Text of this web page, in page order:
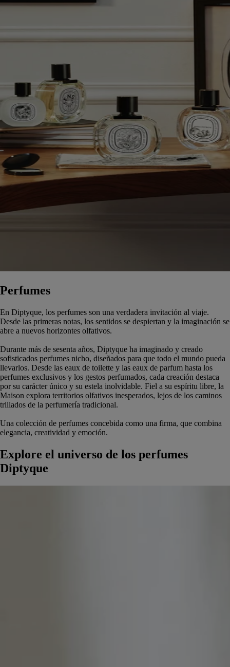
Perfumes
En Diptyque, los perfumes son una verdadera invitación al viaje.
Desde las primeras notas, los sentidos se despiertan y la imaginación se
abre a nuevos horizontes olfativos.
Durante más de sesenta años, Diptyque ha imaginado y creado
sofisticados perfumes nicho, diseñados para que todo el mundo pueda
llevarlos. Desde las eaux de toilette y las eaux de parfum hasta los
perfumes exclusivos y los gestos perfumados, cada creación destaca
por su carácter único y su estela inolvidable. Fiel a su espíritu libre, la
Maison explora territorios olfativos inesperados, lejos de los caminos
trillados de la perfumería tradicional.
Una colección de perfumes concebida como una firma, que combina
elegancia, creatividad y emoción.
Explore el universo de los perfumes
Diptyque